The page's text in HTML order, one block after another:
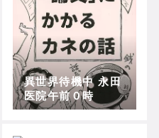
異世界待機中 永田
医院午前０時